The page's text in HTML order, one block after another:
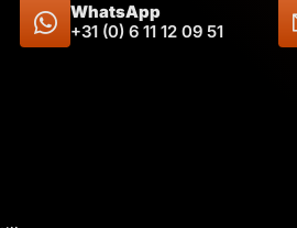
WhatsApp
+31 (0) 6 11 12 09 51